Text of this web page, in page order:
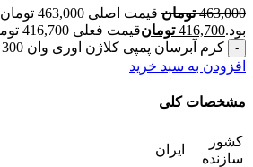
463,000 تومان
قیمت اصلی 463,000 تومان
بود.416,700 تومانقیمت فعلی 416,700 تومان است.
کرم آبرسان پمپی کلاژن اوری وان 300 میل عدد
افزودن به سبد خرید
مشخصات کلی
کشور
سازنده
ایران